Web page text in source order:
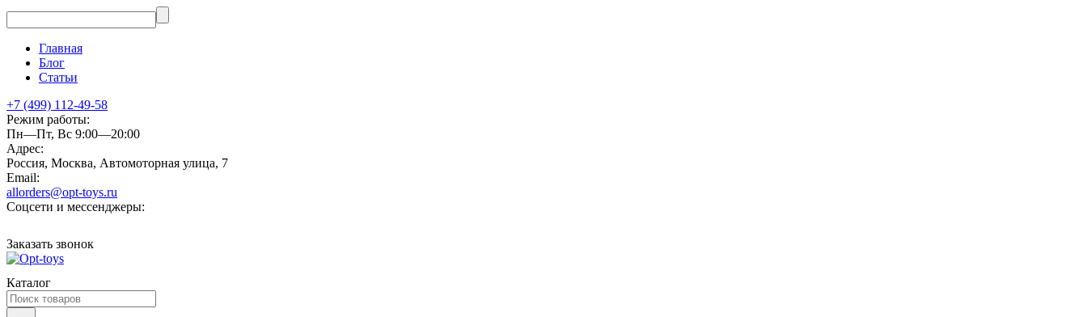
Главная
Блог
Статьи
+7 (499) 112-49-58
Режим работы:
Пн—Пт, Вс 9:00—20:00
Адрес:
Россия, Москва, Автомоторная улица, 7
Email:
allorders@opt-toys.ru
Соцсети и мессенджеры:
Заказать звонок
Каталог